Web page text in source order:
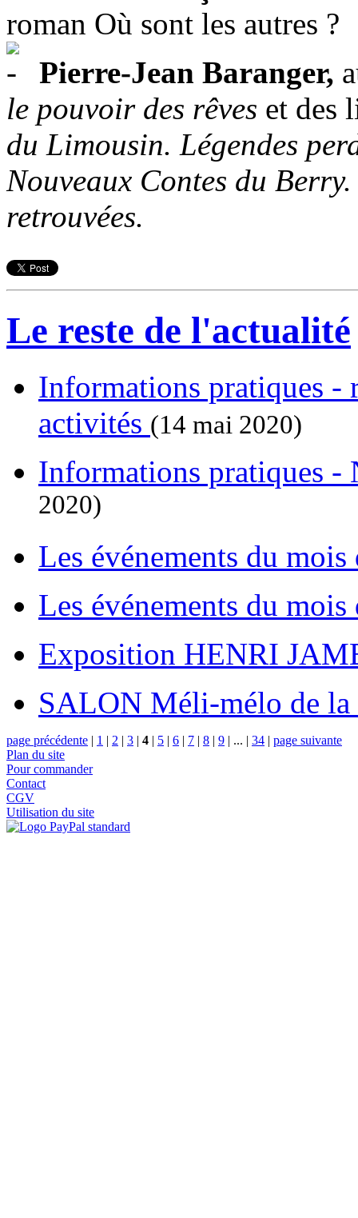
roman Où sont les autres ?
Pierre-Jean Baranger,
le pouvoir des rêves et des
du Limousin. Légendes
Nouveaux Contes du
retrouvées.
Le reste de l'actualité
Informations pratiques -
activités (14 mai 2020)
Informations pratiques
2020)
Les événements du
Les événements du
Exposition HENRI
SALON Méli-mélo de
page précédente | 1 | 2 | 3 | 4 | 5 | 6 | 7 | 8 | 9 | ... | 34 | page suivante
Plan du site
Pour commander
Contact
CGV
Utilisation du site